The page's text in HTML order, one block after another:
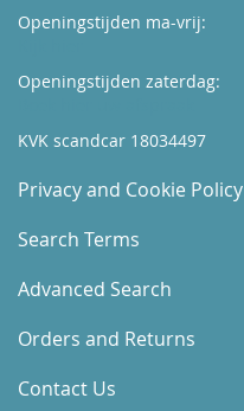
Openingstijden ma-vrij:
Openingstijden zaterdag:
KVK scandcar 18034497
Privacy and Cookie Policy
Search Terms
Advanced Search
Orders and Returns
Contact Us